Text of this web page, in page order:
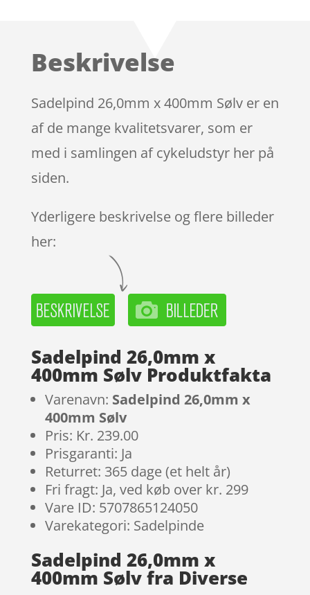
på
ømmels
er
Beskrivelse
Sadelpind 26,0mm x 400mm Sølv er en
af de mange kvalitetsvarer, som er
med i samlingen af cykeludstyr her på
siden.
Yderligere beskrivelse og flere billeder
her:
Sadelpind 26,0mm x
400mm Sølv Produktfakta
Varenavn: Sadelpind 26,0mm x
400mm Sølv
Pris: Kr. 239.00
Prisgaranti: Ja
Returret: 365 dage (et helt år)
Fri fragt: Ja, ved køb over kr. 299
Vare ID: 5707865124050
Varekategori: Sadelpinde
Sadelpind 26,0mm x
400mm Sølv fra Diverse